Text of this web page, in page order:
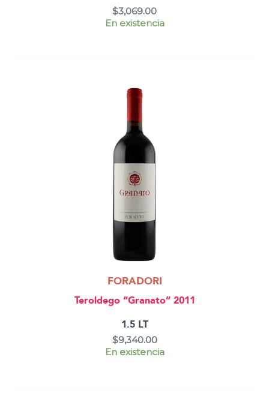
$3,069.00
En existencia
FORADORI
Teroldego “Granato” 2011
1.5 LT
$9,340.00
En existencia